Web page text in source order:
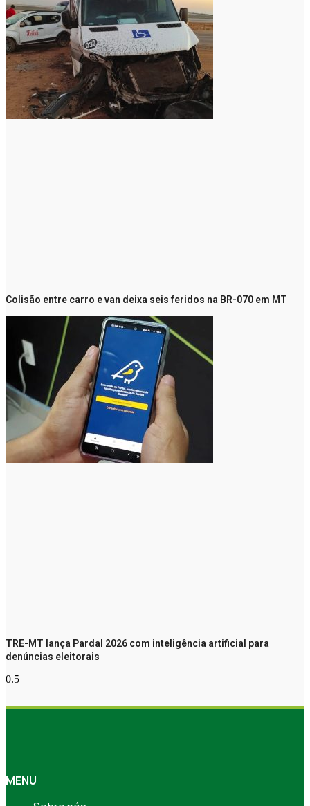
Colisão entre carro e van deixa seis feridos na BR-070 em MT
TRE-MT lança Pardal 2026 com inteligência artificial para
denúncias eleitorais
MENU